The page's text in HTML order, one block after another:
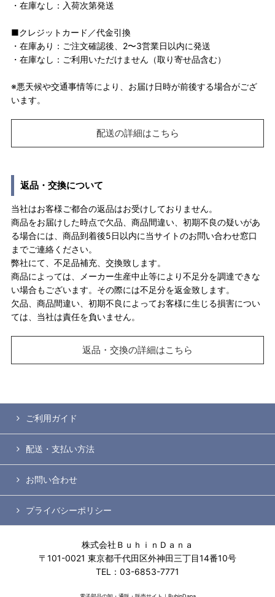
・在庫なし：入荷次第発送
■クレジットカード／代金引換
・在庫あり：ご注文確認後、2〜3営業日以内に発送
・在庫なし：ご利用いただけません（取り寄せ品含む）
※悪天候や交通事情等により、お届け日時が前後する場合がござ
います。
配送の詳細はこちら
返品・交換について
当社はお客様ご都合の返品はお受けしておりません。
商品をお届けした時点で欠品、商品間違い、初期不良の疑いがあ
る場合には、商品到着後5日以内に当サイトのお問い合わせ窓口
までご連絡ください。
弊社にて、不足品補充、交換致します。
商品によっては、メーカー生産中止等により不足分を調達できな
い場合もございます。その際には不足分を返金致します。
欠品、商品間違い、初期不良によってお客様に生じる損害につい
ては、当社は責任を負いません。
返品・交換の詳細はこちら
ご利用ガイド
配送・支払い方法
お問い合わせ
プライバシーポリシー
株式会社ＢｕｈｉｎＤａｎａ
〒101-0021 東京都千代田区外神田三丁目14番10号
TEL：03-6853-7771